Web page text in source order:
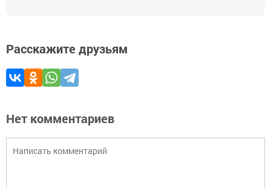
Расскажите друзьям
Нет комментариев